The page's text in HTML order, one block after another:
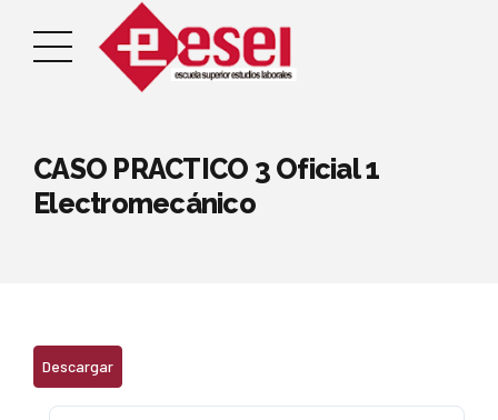
CASO PRACTICO 3 Oficial 1
Electromecánico
Descargar